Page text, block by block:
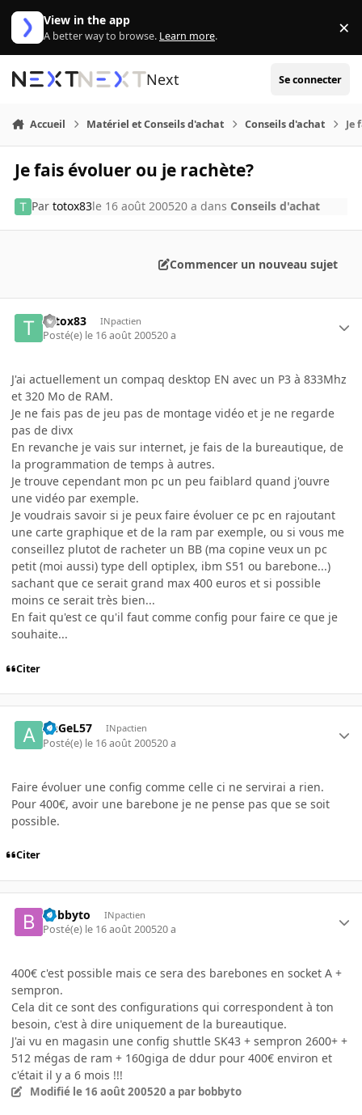
Aller au contenu
View in the app
A better way to browse. Learn more. ×
Next Se connecter
Accueil Matériel et Conseils d'achat Conseils d'achat Je
Je fais évoluer ou je rachète?
Partotox83le 16 août 200520 a dans Conseils d'achat
Commencer un nouveau sujet
totox83 INpactien
Posté(e) le 16 août 200520 a
J'ai actuellement un compaq desktop EN avec un P3 à 833Mhz
et 320 Mo de RAM.
Je ne fais pas de jeu pas de montage vidéo et je ne regarde
pas de divx
En revanche je vais sur internet, je fais de la bureautique, de
la programmation de temps à autres.
Je trouve cependant mon pc un peu faiblard quand j'ouvre
une vidéo par exemple.
Je voudrais savoir si je peux faire évoluer ce pc en rajoutant
une carte graphique et de la ram par exemple, ou si vous me
conseillez plutot de racheter un BB (ma copine veux un pc
petit (moi aussi) type dell optiplex, ibm S51 ou barebone...)
sachant que ce serait grand max 400 euros et si possible
moins ce serait très bien...
En fait qu'est ce qu'il faut comme config pour faire ce que je
souhaite...
Citer
AnGeL57 INpactien
Posté(e) le 16 août 200520 a
Faire évoluer une config comme celle ci ne servirai a rien.
Pour 400€, avoir une barebone je ne pense pas que se soit
possible.
Citer
bobbyto INpactien
Posté(e) le 16 août 200520 a
400€ c'est possible mais ce sera des barebones en socket A +
sempron.
Cela dit ce sont des configurations qui correspondent à ton
besoin, c'est à dire uniquement de la bureautique.
J'ai vu en magasin une config shuttle SK43 + sempron 2600+ +
512 mégas de ram + 160giga de ddur pour 400€ environ et
c'était il y a 6 mois !!!
Modifié le 16 août 200520 a par bobbyto